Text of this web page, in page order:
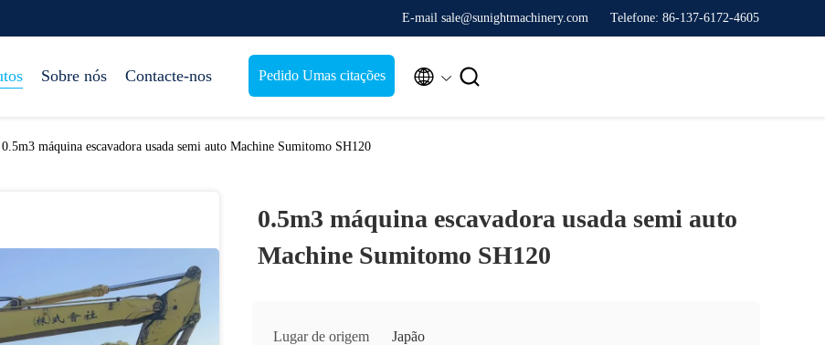
E-mail sale@sunightmachinery.com Telefone: 86-137-6172-4605
Sobre nós Contacte-nos Pedido Umas citações  
0.5m3 máquina escavadora usada semi auto Machine Sumitomo SH120
0.5m3 máquina escavadora usada semi auto
Machine Sumitomo SH120
Lugar de origem Japão